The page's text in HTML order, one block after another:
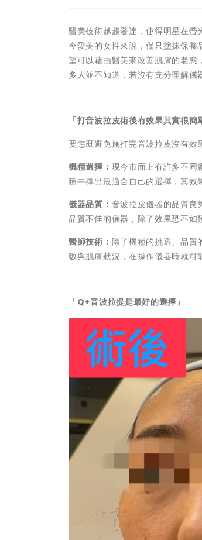
醫美技術越趨發達，使得明星在
今愛美的女性來說，僅只塗抹保
望可以藉由醫美來改善肌膚的老
多人並不知道，若沒有充分理解儀
「打音波拉皮術後有效果其實很簡
要怎麼避免施打完音波拉皮沒有效
機種選擇： 現今市面上有許多不同
種中擇出最適合自己的選擇，其效
儀器品質： 音波拉皮儀器的品質良
品質不佳的儀器，除了效果恐不如
醫師技術： 除了機種的挑選、品質
數與肌膚狀況，在操作儀器時就可
「Q+音波拉提是最好的選擇」